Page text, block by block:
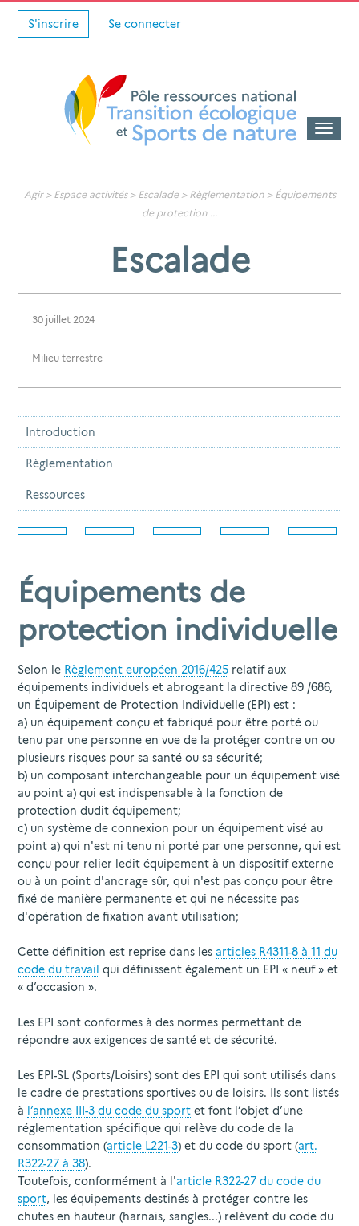
S'inscrire Se connecter
Toggle
Agir > Espace activités> Escalade> Règlementation > Équipements
de protection
Escalade
30 juillet 2024
Milieu terrestre
Introduction
Règlementation
Ressources
Équipements de
protection individuelle
Selon le Règlement européen 2016/425 relatif aux
équipements individuels et abrogeant la directive 89 /686,
un Équipement de Protection Individuelle (EPI) est :
a) un équipement conçu et fabriqué pour être porté ou
tenu par une personne en vue de la protéger contre un ou
plusieurs risques pour sa santé ou sa sécurité;
b) un composant interchangeable pour un équipement visé
au point a) qui est indispensable à la fonction de
protection dudit équipement;
c) un système de connexion pour un équipement visé au
point a) qui n'est ni tenu ni porté par une personne, qui est
conçu pour relier ledit équipement à un dispositif externe
ou à un point d'ancrage sûr, qui n'est pas conçu pour être
fixé de manière permanente et qui ne nécessite pas
d'opération de fixation avant utilisation;
Cette définition est reprise dans les articles R4311-8 à 11 du
code du travail qui définissent également un EPI « neuf » et
« d’occasion ».
Les EPI sont conformes à des normes permettant de
répondre aux exigences de santé et de sécurité.
Les EPI-SL (Sports/Loisirs) sont des EPI qui sont utilisés dans
le cadre de prestations sportives ou de loisirs. Ils sont listés
à l’annexe III-3 du code du sport et font l’objet d’une
réglementation spécifique qui relève du code de la
consommation (article L221-3) et du code du sport (art.
R322-27 à 38).
Toutefois, conformément à l'article R322-27 du code du
sport, les équipements destinés à protéger contre les
chutes en hauteur (harnais, sangles...) relèvent du code du